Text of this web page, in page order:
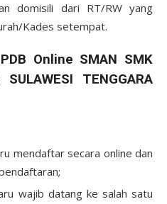
domisili dari RT/RW yang
Kades setempat.
Online SMAN SMK
TENGGARA
mendaftar secara online dan
wajib datang ke salah satu